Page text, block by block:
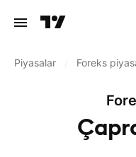
Piyasalar Foreks